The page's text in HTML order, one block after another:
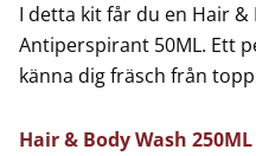
I detta kit får du en Hair &
Antiperspirant 50ML. Ett
känna dig fräsch från
Hair & Body Wash 250ML